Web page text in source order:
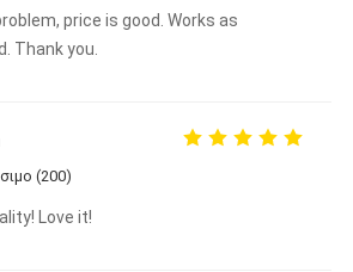
price is good. Works as
Thank you.
(200)
Love it!